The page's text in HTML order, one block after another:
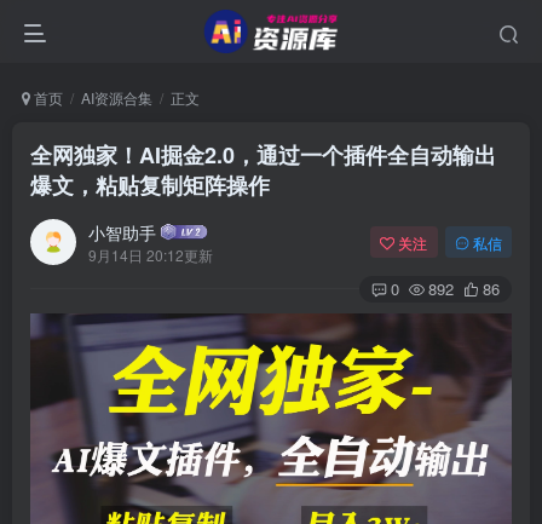
首页 AI资源合集 正文
全网独家！AI掘金2.0，通过一个插件全自动输出
爆文，粘贴复制矩阵操作
小智助手
9月14日 20:12更新
关注 私信
0 892 86